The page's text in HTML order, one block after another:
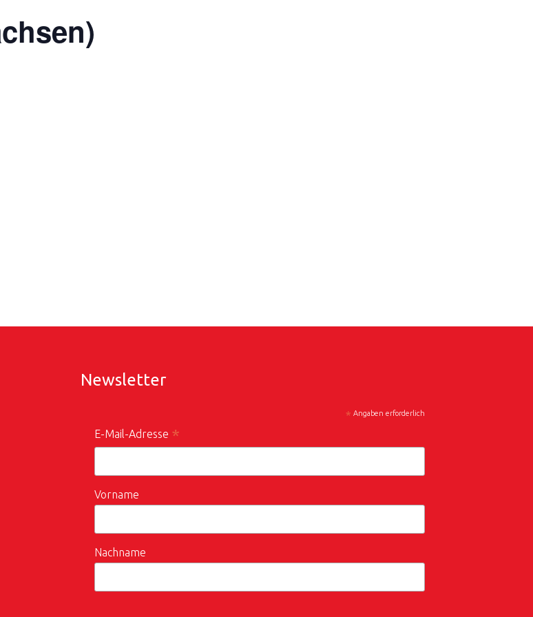
Newsletter
* Angaben erforderlich
E-Mail-Adresse *
Vorname
Nachname